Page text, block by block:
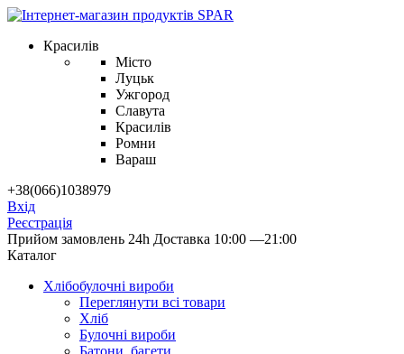
Красилів
Місто
Луцьк
Ужгород
Славута
Красилів
Ромни
Вараш
+38(066)1038979
Вхід
Реєстрація
Прийом замовлень 24h Доставка 10:00 —21:00
Каталог
Хлібобулочні вироби
Переглянути всі товари
Хліб
Булочні вироби
Батони, багети